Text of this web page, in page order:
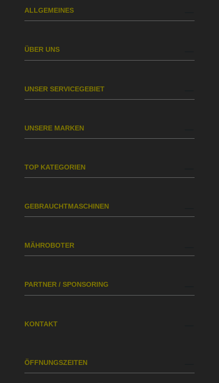
ALLGEMEINES
ÜBER UNS
UNSER SERVICEGEBIET
UNSERE MARKEN
TOP KATEGORIEN
GEBRAUCHTMASCHINEN
MÄHROBOTER
PARTNER / SPONSORING
KONTAKT
ÖFFNUNGSZEITEN